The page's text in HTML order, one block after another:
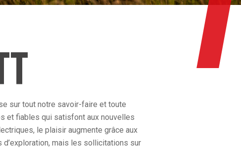
sur tout notre savoir-faire et toute
et fiables qui satisfont aux nouvelles
le plaisir augmente grâce aux
mais les sollicitations sur